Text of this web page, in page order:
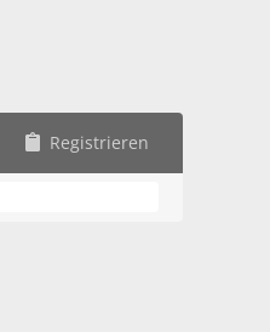
Registrieren